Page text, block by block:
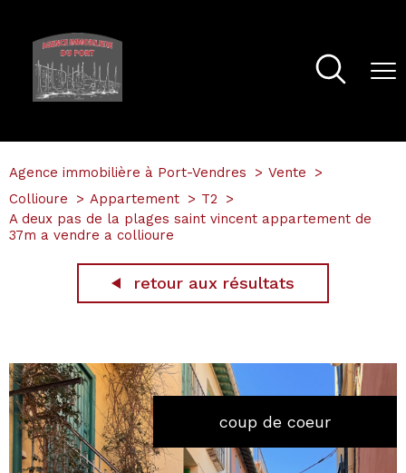
Agence immobilière à Port-Vendres
Vente
Collioure
Appartement
T2
A deux pas de la plages saint vincent appartement de
37m a vendre a collioure
retour aux résultats
coup de coeur